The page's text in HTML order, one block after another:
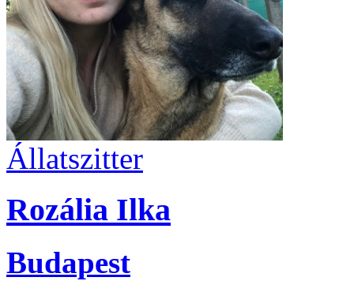
Állatszitter
Rozália Ilka
Budapest